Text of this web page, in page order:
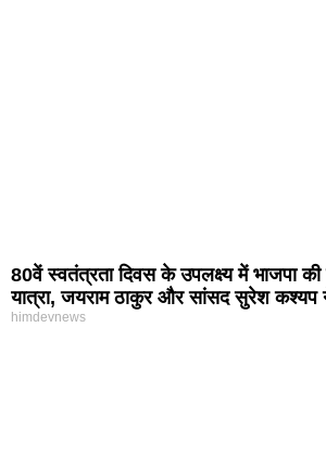
80वें स्वतंत्रता दिवस के उपलक्ष्य में भाजपा की
यात्रा, जयराम ठाकुर और सांसद सुरेश कश्यप
himdevnews